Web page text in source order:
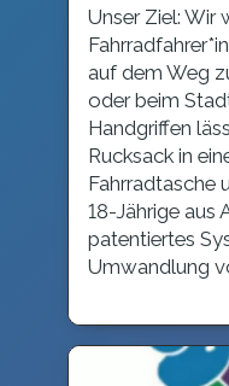
Unser Ziel: Wir
auf dem Weg
oder beim
Handgriffen
Rucksack in
Fahrradtasche
18-Jährige aus
patentiertes
Umwandlung